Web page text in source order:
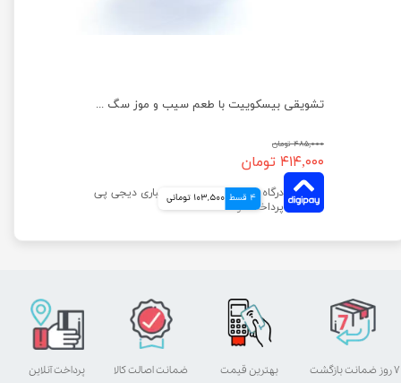
تشویقی بیسکوییت با طعم سیب و موز سگ دودوتی وزن 150 گرم
۴۸۵,۰۰۰ تومان
۴۱۴,۰۰۰ تومان
4 قسط 103,500 تومانی
بهترین قیمت پرداخت آنلاین ۷ روز ضمانت بازگشت ضمانت اصالت کالا